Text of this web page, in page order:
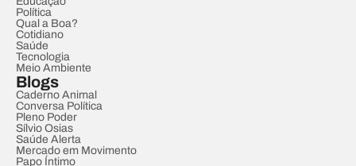
Política
Qual a Boa?
Cotidiano
Saúde
Tecnologia
Meio Ambiente
Blogs
Caderno Animal
Conversa Política
Pleno Poder
Sílvio Osias
Saúde Alerta
Mercado em Movimento
Papo Íntimo